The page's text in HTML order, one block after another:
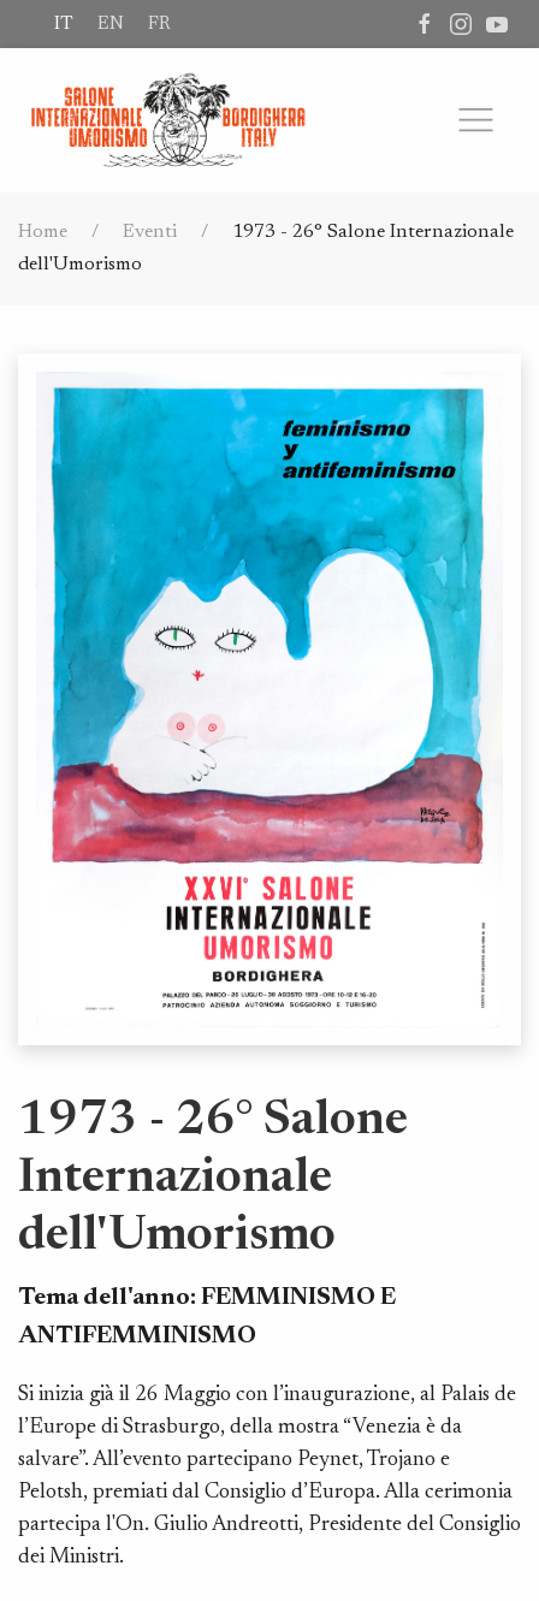
IT EN FR
Home Eventi
1973 - 26° Salone Internazionale
dell'Umorismo
1973 - 26° Salone
Internazionale
dell'Umorismo
Tema dell'anno: FEMMINISMO E
ANTIFEMMINISMO
Si inizia già il 26 Maggio con l’inaugurazione, al Palais de
l’Europe di Strasburgo, della mostra “Venezia è da
salvare”. All’evento partecipano Peynet, Trojano e
Pelotsh, premiati dal Consiglio d’Europa. Alla cerimonia
partecipa l'On. Giulio Andreotti, Presidente del Consiglio
dei Ministri.